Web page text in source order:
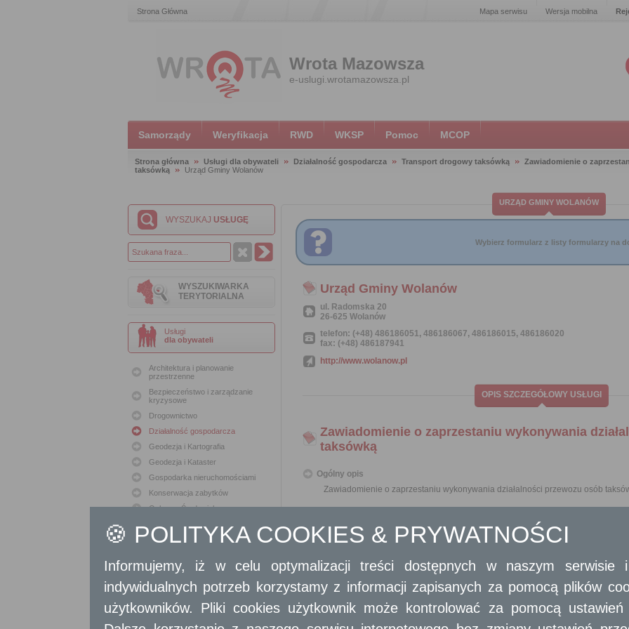
Strona Główna Mapa serwisu Wersja mobilna
Wrota Mazowsza
e-uslugi.wrotamazowsza.pl
Samorządy Weryfikacja RWD WKSP Pomoc MCOP
Strona główna Usługi dla obywateli Działalność gospodarcza Transport drogowy taksówką
Zawiadomienie o
taksówką
Urząd Gminy Wolanów
WYSZUKAJ USŁUGĘ
WYSZUKIWARKA
TERYTORIALNA
Usługi
dla obywateli
Architektura i planowanie
przestrzenne
Bezpieczeństwo i zarządzanie
kryzysowe
Drogownictwo
Działalność gospodarcza
Geodezja i Kartografia
Geodezja i Kataster
Gospodarka nieruchomościami
Konserwacja zabytków
Ochrona Środowiska
Podatki i opłaty lokalne
Polityka społeczna
Skargi i wnioski
Sport i Rekreacja
URZĄD GMINY WOLANÓW
Wybierz formularz z listy formularzy na
Urząd Gminy Wolanów
ul. Radomska 20
26-625 Wolanów
telefon: (+48) 486186051, 486186067, 486186015, 486186020
fax: (+48) 486187941
http://www.wolanow.pl
OPIS SZCZEGÓŁOWY USŁUGI
Zawiadomienie o zaprzestaniu wykonywania
taksówką
Ogólny opis
Zawiadomienie o zaprzestaniu wykonywania działalności przewozu osób
Zgodnie z art. 16 ust. 2 ustawy z dnia 6 września 2001 r. o transporcie
upływu okresu, na który została udzielona;
zrzeczenia się jej (nie można zrzec się licencji w przypadku wszczęcia
śmierci posiadacza licencji - chyba, że w przypadku śmierci osoby fizycznej
na wniosek osoby, która złożyła wniosek o stwierdzenie nabycia
administracyjnej, na wykonywanie uprawnień wynikających z licencji
śmierci posiadacza;
likwidacji albo postanowienia o upadłości przedsiębiorcy, któremu została
🍪 POLITYKA COOKIES & PRYWATNOŚCI
Informujemy, iż w celu optymalizacji treści dostępnych w naszym serwisie
indywidualnych potrzeb korzystamy z informacji zapisanych za pomocą plików
użytkowników. Pliki cookies użytkownik może kontrolować za pomocą